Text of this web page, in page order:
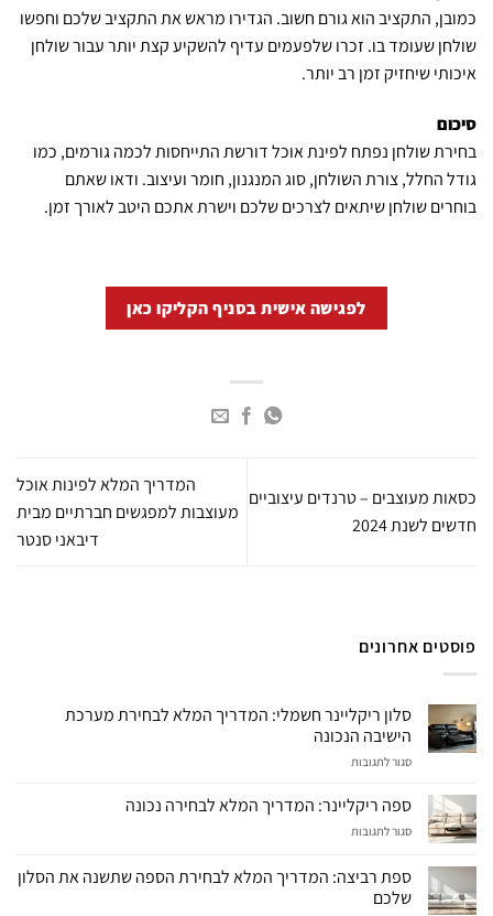
כמובן, התקציב הוא גורם חשוב. הגדירו מראש את התקציב שלכם וחפשו
שולחן שעומד בו. זכרו שלפעמים עדיף להשקיע קצת יותר עבור שולחן
איכותי שיחזיק זמן רב יותר.
סיכום
בחירת שולחן נפתח לפינת אוכל דורשת התייחסות לכמה גורמים, כמו
גודל החלל, צורת השולחן, סוג המנגנון, חומר ועיצוב. ודאו שאתם
בוחרים שולחן שיתאים לצרכים שלכם וישרת אתכם היטב לאורך זמן.
לפגישה אישית בסניף הקליקו כאן
כסאות מעוצבים – טרנדים עיצוביים
חדשים לשנת 2024
המדריך המלא לפינות אוכל
מעוצבות למפגשים חברתיים מבית
דיבאני סנטר
פוסטים אחרונים
סלון ריקליינר חשמלי: המדריך המלא לבחירת מערכת
הישיבה הנכונה
סגור לתגובות
ריקליינר
חשמלי:
המדריך
לבחירת
ספה ריקליינר: המדריך המלא לבחירה נכונה
סגור לתגובות
המדריך
ספת רביצה: המדריך המלא לבחירת הספה שתשנה את הסלון
שלכם